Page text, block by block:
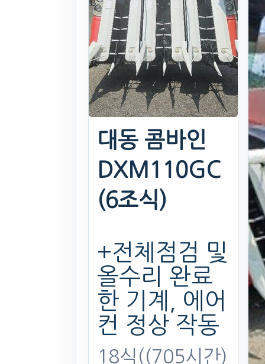
대동 콤바인
DXM110GC
(6조식)
+전체점검 및
올수리 완료
한 기계, 에어
컨 정상 작동
18식((705시간)